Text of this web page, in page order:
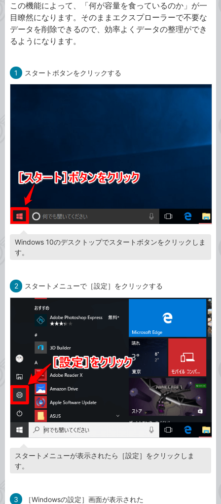
この機能によって、「何が容量を食っているのか」が一
目瞭然になります。そのままエクスプローラーで不要な
データを削除できるので、効率よくデータの整理ができ
るようになります。
1 スタートボタンをクリックする
Windows 10のデスクトップでスタートボタンをクリックしま
す。
2 スタートメニューで［設定］をクリックする
スタートメニューが表示されたら［設定］をクリックしま
す。
3 ［Windowsの設定］画面が表示された